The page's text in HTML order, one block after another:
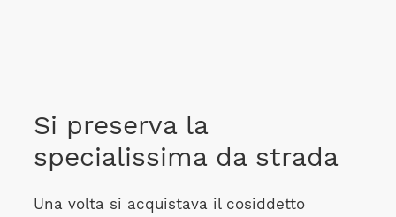
Si preserva la
specialissima da strada
Una volta si acquistava il cosiddetto